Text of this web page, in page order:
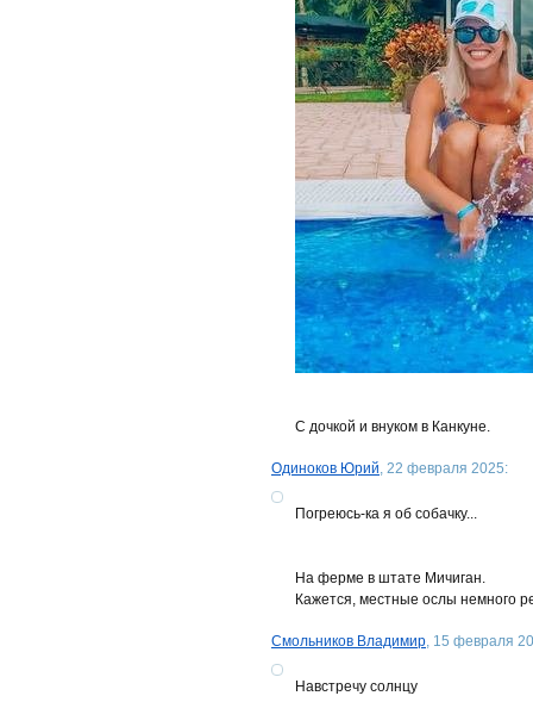
С дочкой и внуком в Канкуне.
Одиноков Юрий, 22 февраля 2025:
Погреюсь-ка я об собачку...
На ферме в штате Мичиган.
Кажется, местные ослы немного
Смольников Владимир, 15 февраля
Навстречу солнцу